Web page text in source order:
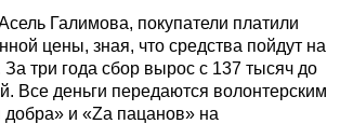
Галимова, покупатели платили
цены, зная, что средства пойдут на
три года сбор вырос с 137 тысяч до
Все деньги передаются волонтерским
и «Zа пацанов» на